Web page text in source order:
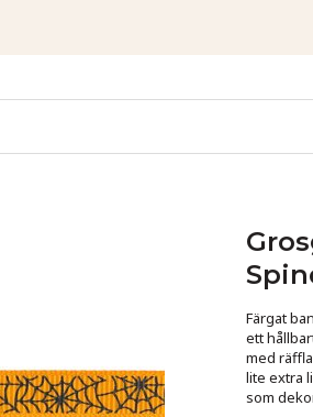
Färgat
ett
med
lite extra
som